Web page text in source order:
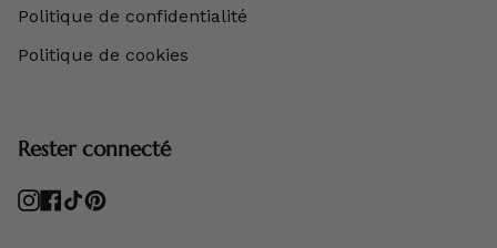
Politique de confidentialité
Politique de cookies
Rester connecté
Instagram
Facebook
TikTokPinterest